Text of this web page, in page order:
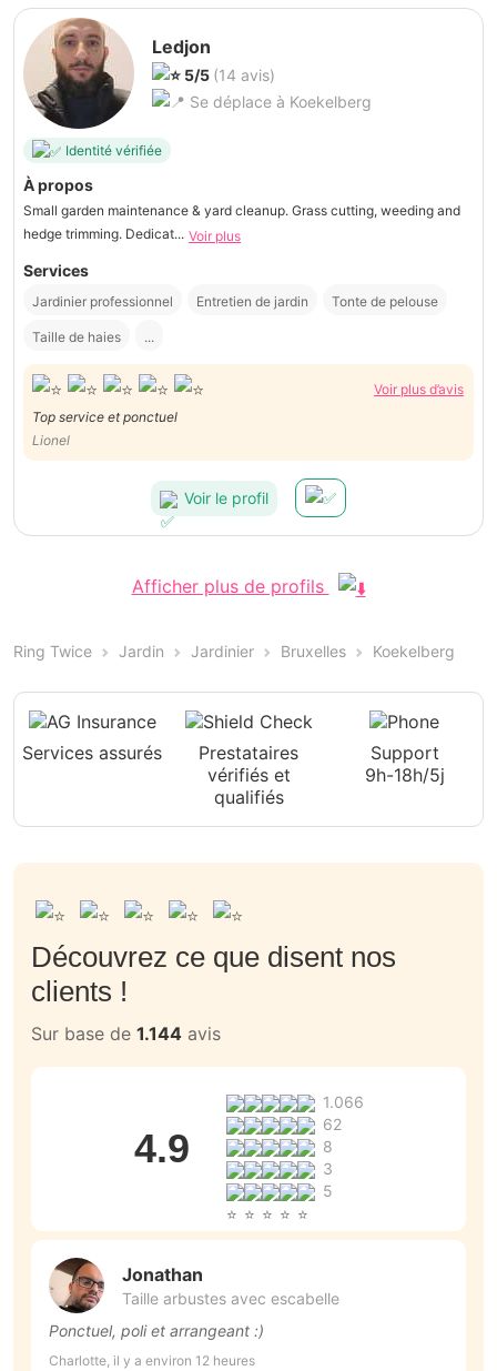
Ledjon
5/5 (14 avis)
Se déplace à Koekelberg
Identité vérifiée
À propos
Small garden maintenance & yard cleanup. Grass cutting, weeding and
hedge trimming. Dedicat... Voir plus
Services
Jardinier professionnel Entretien de jardin Tonte de pelouse
Taille de haies ...
Voir plus d’avis
Top service et ponctuel
Lionel
Voir le profil
Afficher plus de profils
Ring Twice Jardin Jardinier Bruxelles Koekelberg
Services assurés
Prestataires
vérifiés et
qualifiés
Support
9h-18h/5j
Découvrez ce que disent nos
clients !
Sur base de 1.144 avis
4.9
1.066
62
8
3
5
Jonathan
Taille arbustes avec escabelle
Ponctuel, poli et arrangeant :)
Charlotte, il y a environ 12 heures